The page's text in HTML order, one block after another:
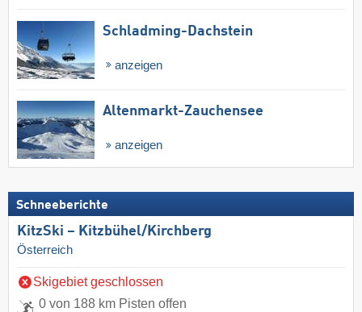
Schladming-Dachstein
anzeigen
Altenmarkt-Zauchensee
anzeigen
Schneeberichte
KitzSki – Kitzbühel/​Kirchberg
Österreich
Skigebiet geschlossen
0 von 188 km Pisten offen